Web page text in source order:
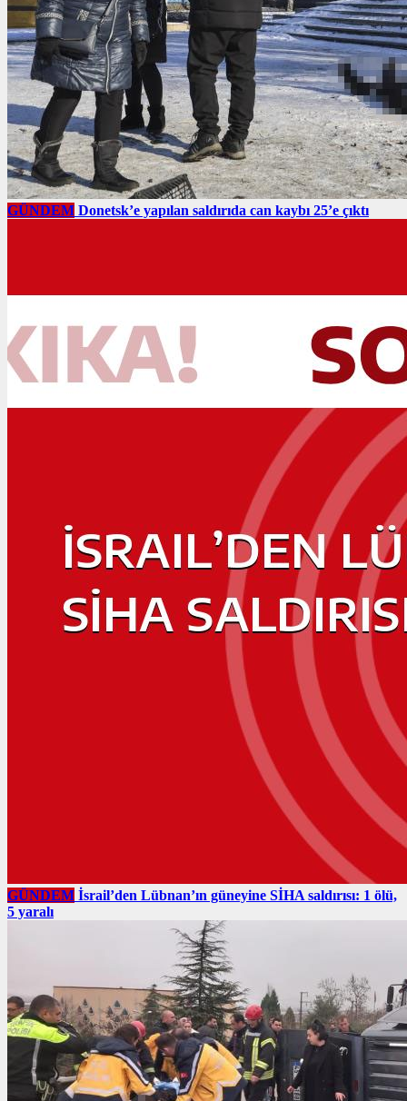
GÜNDEM Donetsk’e yapılan saldırıda can kaybı 25’e çıktı
GÜNDEM İsrail’den Lübnan’ın güneyine SİHA saldırısı: 1 ölü,
5 yaralı